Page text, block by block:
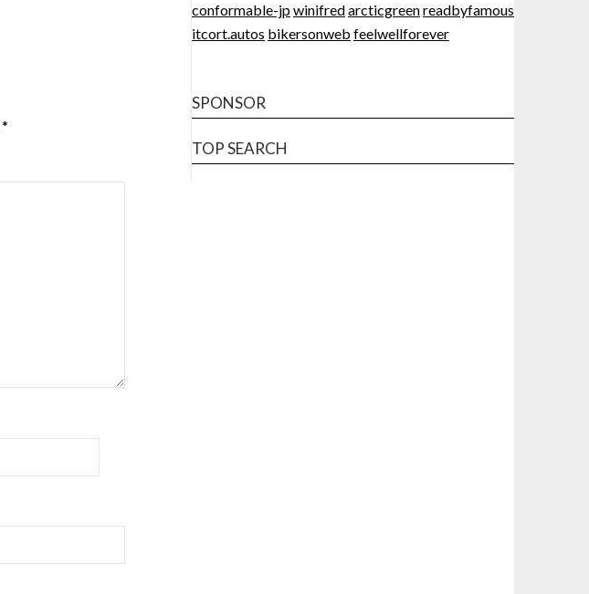
*
conformable-jpwinifredarcticgreenreadbyfamous
itcort.autos bikersonweb feelwellforever
SPONSOR
TOP SEARCH